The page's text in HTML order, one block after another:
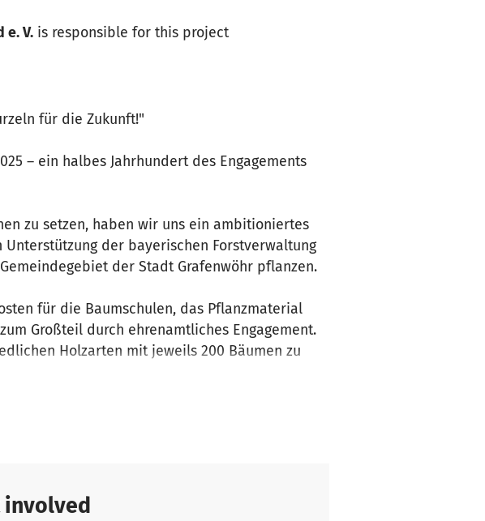
V.is responsible for this project
für die Zukunft!"
– ein halbes Jahrhundert des Engagements
zu setzen, haben wir uns ein ambitioniertes
der bayerischen Forstverwaltung
der Stadt Grafenwöhr pflanzen.
für die Baumschulen, das Pflanzmaterial
Großteil durch ehrenamtliches Engagement.
Holzarten mit jeweils 200 Bäumen zu
Bäume langfristig als CO2-Speicher
ein, sich an unserem Projekt zu